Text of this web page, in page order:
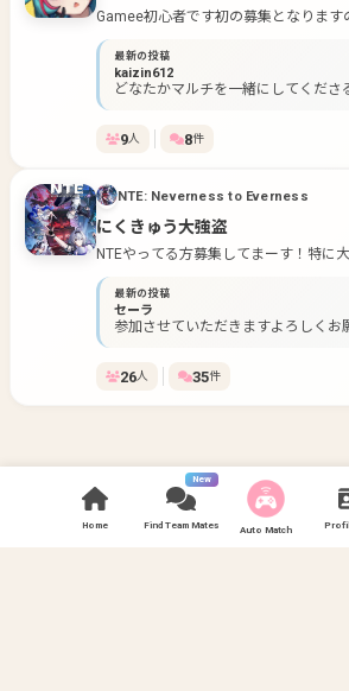
Home
New
Find Team Mates Auto Match
Gamee初心者です初の募集となります
かと思いますご承知の上お願いいたしま
最新の投稿
kaizin612
どなたかマルチを一緒にしてくださ
9人 8件
NTE: Neverness to Everness
にくきゅう大強盗
NTEやってる方募集してまーす！特に
ける方だとめっちゃ助かります！ ガチ
エンジョイ勢の方のみの募集です。雑
いですね！ 主はガチガチの夜型なので
な！ お待ちしております〜
最新の投稿
セーラ
参加させていただきますよろしくお
26人 35件